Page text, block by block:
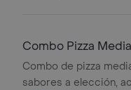
Combo Pizza
Mitades + Corona
Combo de pizza
sabores a elección,